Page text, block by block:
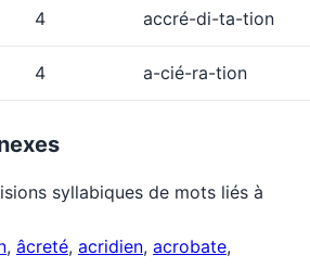
4 accré-di-ta-tion
4 a-cié-ra-tion
syllabiques de mots liés à
, âcreté, acridien, acrobate,